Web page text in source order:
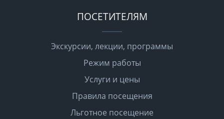
ПОСЕТИТЕЛЯМ
Экскурсии, лекции, программы
Режим работы
Услуги и цены
Правила посещения
Льготное посещение